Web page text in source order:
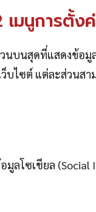
มนูการตั้ง
นบนสุดที่แสดงข้อมู
บไซต์ แต่ละส่วนส
ลโซเชียล (Social